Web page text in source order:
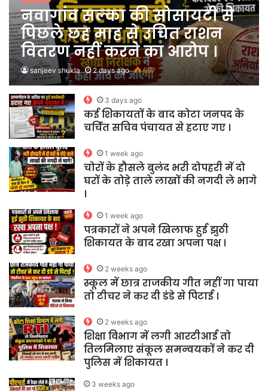
नवागांव सल्का की सोसायटी से
पिछले छह माह से उचित राशन
वितरण नहीं करने का आरोप ।
sanjeev shukla 2 days ago 697
3 days ago
कई शिकायतों के बाद कोटा जनपद के
चर्चित सचिव पंचायत से हटाए गए ।
1 week ago
चोरों के हौसले बुलंद भरी दोपहरी में दो
घरों के तोड़े ताले लाखों की नगदी ले भागे
।
1 week ago
पत्रकारों ने अपने खिलाफ हुई झुठी
शिकायत के बाद रखा अपना पक्ष ।
2 weeks ago
स्कूल में छात्र राजकीय गीत नहीं गा पाया
तो टीचर ने कर दी डंडे से पिटाई ।
2 weeks ago
शिक्षा विभाग में लगी आरटीआई तो
तिलमिलाए संकूल समन्वयकों ने कर दी
पुलिस में शिकायत ।
3 weeks ago